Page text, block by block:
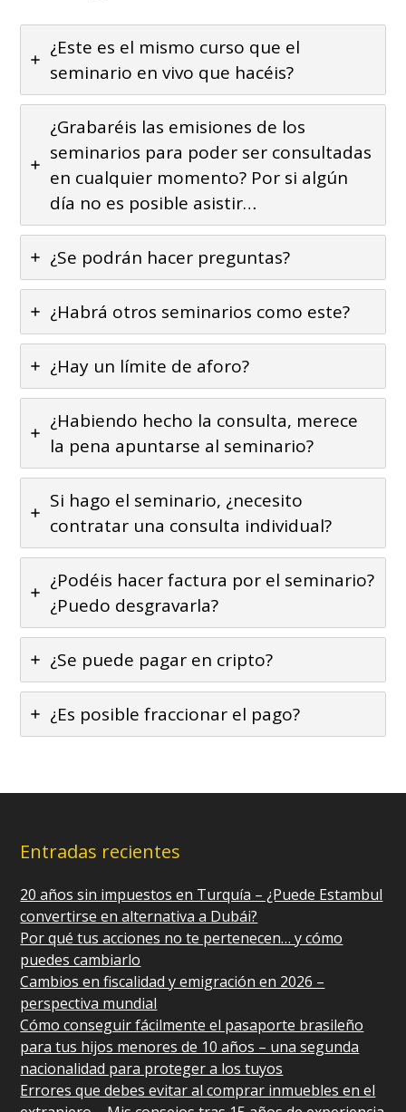
¿Este es el mismo curso que el
seminario en vivo que hacéis?
¿Grabaréis las emisiones de los
seminarios para poder ser consultadas
en cualquier momento? Por si algún
día no es posible asistir…
¿Se podrán hacer preguntas?
¿Habrá otros seminarios como este?
¿Hay un límite de aforo?
¿Habiendo hecho la consulta, merece
la pena apuntarse al seminario?
Si hago el seminario, ¿necesito
contratar una consulta individual?
¿Podéis hacer factura por el seminario?
¿Puedo desgravarla?
¿Se puede pagar en cripto?
¿Es posible fraccionar el pago?
Entradas recientes
20 años sin impuestos en Turquía – ¿Puede Estambul
convertirse en alternativa a Dubái?
Por qué tus acciones no te pertenecen… y cómo
puedes cambiarlo
Cambios en fiscalidad y emigración en 2026 –
perspectiva mundial
Cómo conseguir fácilmente el pasaporte brasileño
para tus hijos menores de 10 años – una segunda
nacionalidad para proteger a los tuyos
Errores que debes evitar al comprar inmuebles en el